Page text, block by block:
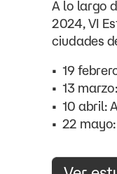
A lo largo
2024, VI
ciudades
• 19
• 13 marzo:
• 10 abril:
• 22 mayo: